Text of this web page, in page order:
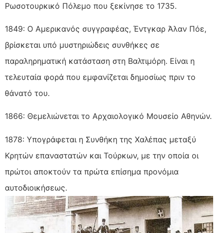
Ρωσοτουρκικό Πόλεμο που ξεκίνησε το 1735.
1849: Ο Αμερικανός συγγραφέας, Έντγκαρ Άλαν Πόε,
βρίσκεται υπό μυστηριώδεις συνθήκες σε
παραληρηματική κατάσταση στη Βαλτιμόρη. Είναι η
τελευταία φορά που εμφανίζεται δημοσίως πριν το
θάνατό του.
1866: Θεμελιώνεται το Αρχαιολογικό Μουσείο Αθηνών.
1878: Υπογράφεται η Συνθήκη της Χαλέπας μεταξύ
Κρητών επαναστατών και Τούρκων, με την οποία οι
πρώτοι αποκτούν τα πρώτα επίσημα προνόμια
αυτοδιοικήσεως.